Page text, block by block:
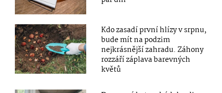
Kdo zasadí první hlízy v srpnu,
bude mít na podzim
nejkrásnější zahradu. Záhony
rozzáří záplava barevných
květů